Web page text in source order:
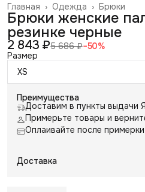
Брюки
Одежда ›
Главная ›
Брюки женские
резинке черные
2 843 ₽5 686 ₽−50%
Размер
XS
Преимущества
Доставим в пункты выдачи
Примерьте товары и
Оплаивайте после примерки
Доставка